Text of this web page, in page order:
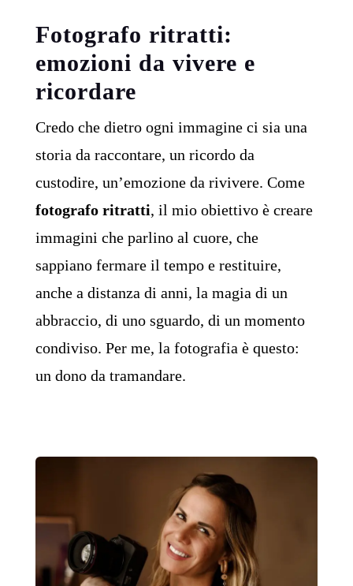
Fotografo ritratti:
emozioni da vivere e
ricordare
Credo che dietro ogni immagine ci sia una
storia da raccontare, un ricordo da
custodire, un’emozione da rivivere. Come
fotografo ritratti, il mio obiettivo è creare
immagini che parlino al cuore, che
sappiano fermare il tempo e restituire,
anche a distanza di anni, la magia di un
abbraccio, di uno sguardo, di un momento
condiviso. Per me, la fotografia è questo:
un dono da tramandare.